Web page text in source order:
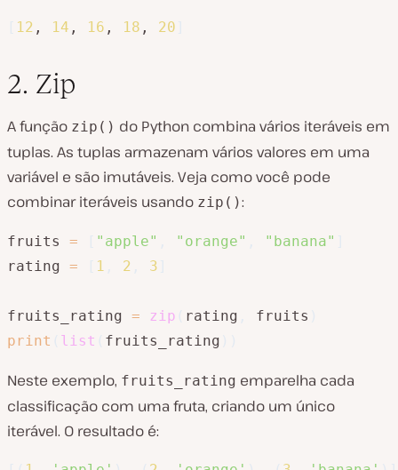
12 , 14 , 16 , 18 , 20
2. Zip
A função zip() do Python combina vários iteráveis em
tuplas. As tuplas armazenam vários valores em uma
variável e são imutáveis. Veja como você pode
combinar iteráveis usando zip():
fruits = "apple" "orange" "banana"
rating = 1 2 3
fruits_rating = zip rating fruits
print
list fruits_rating
Neste exemplo, fruits_rating emparelha cada
classificação com uma fruta, criando um único
iterável. O resultado é: